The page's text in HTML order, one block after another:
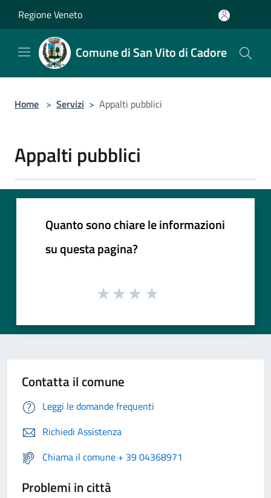
Regione Veneto
Comune di San Vito di Cadore
Home > Servizi > Appalti pubblici
Appalti pubblici
Quanto sono chiare le informazioni
su questa pagina?
Contatta il comune
Leggi le domande frequenti
Richiedi Assistenza
Chiama il comune + 39 04368971
Problemi in città